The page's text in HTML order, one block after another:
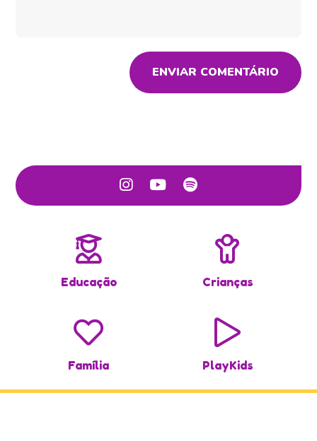
ENVIAR COMENTÁRIO
Educação Crianças
Família PlayKids